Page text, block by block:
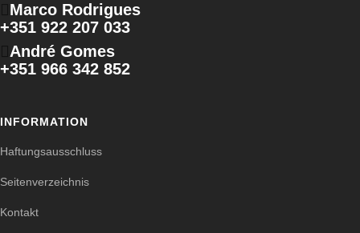
Marco Rodrigues
+351 922 207 033
André Gomes
+351 966 342 852
INFORMATION
Haftungsausschluss
Seitenverzeichnis
Kontakt